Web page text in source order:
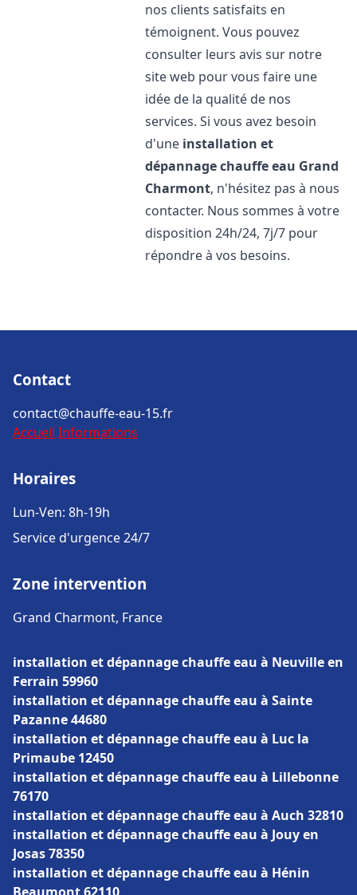
nos clients satisfaits en
témoignent. Vous pouvez
consulter leurs avis sur notre
site web pour vous faire une
idée de la qualité de nos
services. Si vous avez besoin
d'une installation et
dépannage chauffe eau Grand
Charmont, n'hésitez pas à nous
contacter. Nous sommes à votre
disposition 24h/24, 7j/7 pour
répondre à vos besoins.
Contact
contact@chauffe-eau-15.fr
Accueil Informations
Horaires
Lun-Ven: 8h-19h
Service d'urgence 24/7
Zone intervention
Grand Charmont, France
installation et dépannage chauffe eau à Neuville en
Ferrain 59960
installation et dépannage chauffe eau à Sainte
Pazanne 44680
installation et dépannage chauffe eau à Luc la
Primaube 12450
installation et dépannage chauffe eau à Lillebonne
76170
installation et dépannage chauffe eau à Auch 32810
installation et dépannage chauffe eau à Jouy en
Josas 78350
installation et dépannage chauffe eau à Hénin